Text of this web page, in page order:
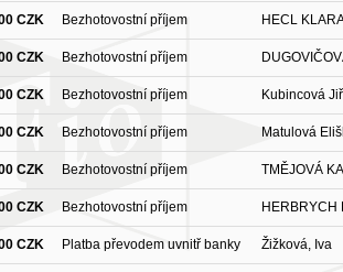
CZK Bezhotovostní příjem HECL
CZK Bezhotovostní příjem
CZK Bezhotovostní příjem Kubincová
CZK Bezhotovostní příjem Matulová
CZK Bezhotovostní příjem TMĚJOVÁ
CZK Bezhotovostní příjem HERBRYCH
CZK Platba převodem uvnitř banky Žižková, Iva